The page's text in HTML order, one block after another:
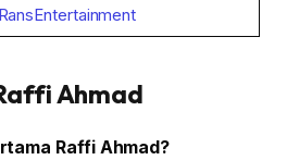
RansEntertainment
Ahmad
Raffi Ahmad?